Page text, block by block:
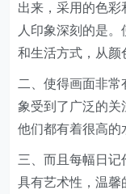
出来，采用的色彩
人印象深刻的是
和生活方式，从颜
二、使得画面非
象受到了广泛的关
他们都有着很高的
三、而且每幅日记
具有艺术性，温馨